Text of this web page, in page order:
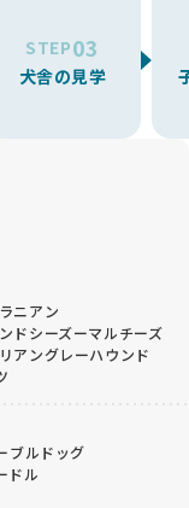
STEP03
犬舎の見学
ニアン
ドシーズーマルチーズ
アングレーハウンド
ブルドッグ
ドル